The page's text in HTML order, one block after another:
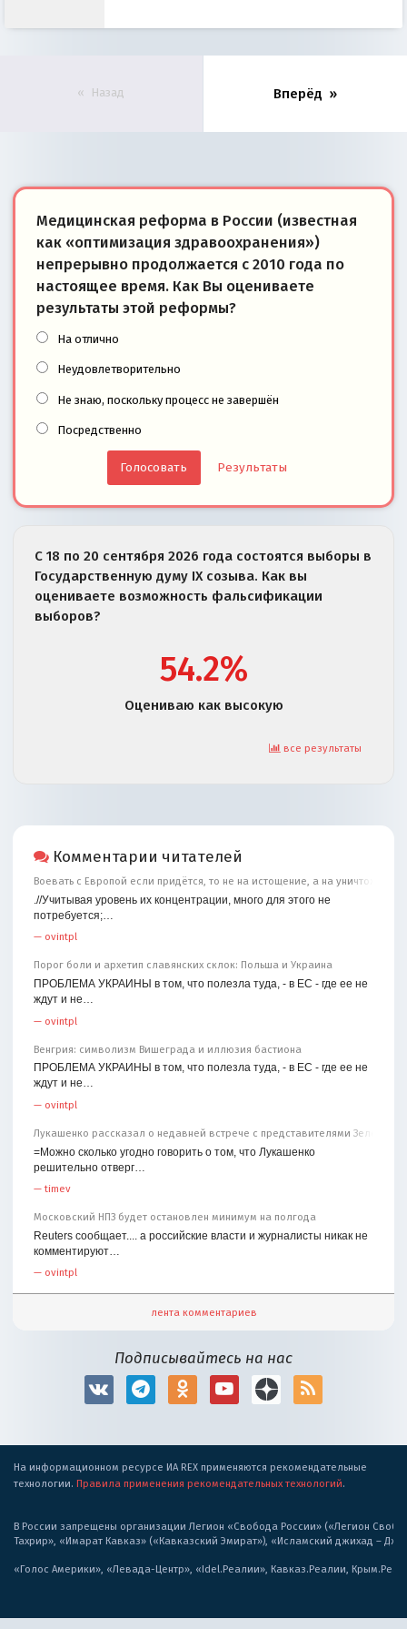
Назад Вперёд
Медицинская реформа в России (известная
как «оптимизация здравоохранения»)
непрерывно продолжается с 2010 года по
настоящее время. Как Вы оцениваете
результаты этой реформы?
На отлично
Неудовлетворительно
Не знаю, поскольку процесс не завершён
Посредственно
Результаты
С 18 по 20 сентября 2026 года состоятся выборы в
Государственную думу IX созыва. Как вы
оцениваете возможность фальсификации
выборов?
54.2%
Оцениваю как высокую
все результаты
Комментарии читателей
Воевать с Европой если придётся, то не на истощение, а на уничтожение
.//Учитывая уровень их концентрации, много для этого не
потребуется;…
— ovintpl
Порог боли и архетип славянских склок: Польша и Украина
ПРОБЛЕМА УКРАИНЫ в том, что полезла туда, - в ЕС - где ее не
ждут и не…
— ovintpl
Венгрия: символизм Вишеграда и иллюзия бастиона
ПРОБЛЕМА УКРАИНЫ в том, что полезла туда, - в ЕС - где ее не
ждут и не…
— ovintpl
Лукашенко рассказал о недавней встрече с представителями
=Можно сколько угодно говорить о том, что Лукашенко
решительно отверг…
—timev
Московский НПЗ будет остановлен минимум на полгода
Reuters сообщает.... а российские власти и журналисты никак не
комментируют…
— ovintpl
лента комментариев
Подписывайтесь на нас
На информационном ресурсе ИА REX применяются рекомендательные
технологии. Правила применения рекомендательных технологий.
В России запрещены организации Легион «Свобода России» («Легион
Тахрир», «Имарат Кавказ» («Кавказский Эмират»), «Исламский джихад –
«Голос Америки», «Левада-Центр», «Idel.Реалии», Кавказ.Реалии,